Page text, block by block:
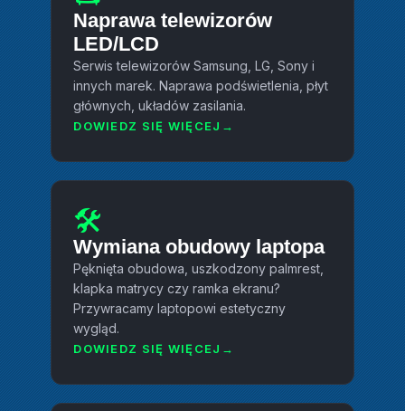
Naprawa telewizorów
LED/LCD
Serwis telewizorów Samsung, LG, Sony i
innych marek. Naprawa podświetlenia, płyt
głównych, układów zasilania.
DOWIEDZ SIĘ WIĘCEJ
🛠️
Wymiana obudowy laptopa
Pęknięta obudowa, uszkodzony palmrest,
klapka matrycy czy ramka ekranu?
Przywracamy laptopowi estetyczny
wygląd.
DOWIEDZ SIĘ WIĘCEJ